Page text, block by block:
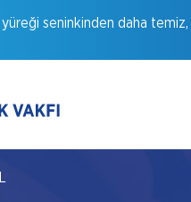
yüreği seninkinden daha temiz,